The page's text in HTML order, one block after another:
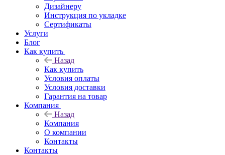
Дизайнеру
Инструкция по укладке
Сертификаты
Услуги
Блог
Как купить
Назад
Как купить
Условия оплаты
Условия доставки
Гарантия на товар
Компания
Назад
Компания
О компании
Контакты
Контакты